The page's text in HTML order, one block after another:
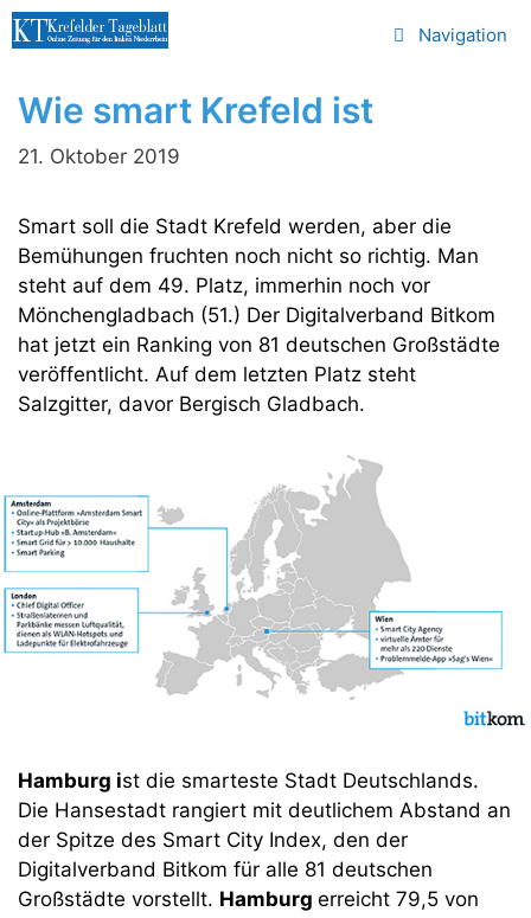
Zum
Inhalt
Navigation
Wie smart Krefeld ist
21. Oktober 2019
Smart soll die Stadt Krefeld werden, aber die
Bemühungen fruchten noch nicht so richtig. Man
steht auf dem 49. Platz, immerhin noch vor
Mönchengladbach (51.) Der Digitalverband Bitkom
hat jetzt ein Ranking von 81 deutschen Großstädte
veröffentlicht. Auf dem letzten Platz steht
Salzgitter, davor Bergisch Gladbach.
Hamburg ist die smarteste Stadt Deutschlands.
Die Hansestadt rangiert mit deutlichem Abstand an
der Spitze des Smart City Index, den der
Digitalverband Bitkom für alle 81 deutschen
Großstädte vorstellt. Hamburg erreicht 79,5 von